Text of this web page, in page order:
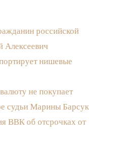
российской
Алексеевич
нишевые
не покупает
судьи Марины Барсук
ВВК об отсрочках от